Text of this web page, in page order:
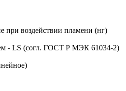
при воздействии пламени (нг)
- LS (согл. ГОСТ Р МЭК 61034-2)